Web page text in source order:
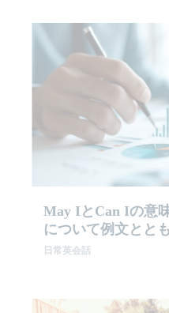
May IとCan Iの意
について例文とと
日常英会話